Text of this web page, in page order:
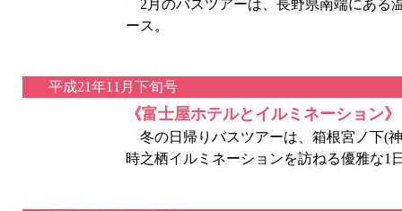
2月のバスツアーは、長野県南端にある
ース。
平成21年11月下旬号
《富士屋ホテルとイルミネーション
冬の日帰りバスツアーは、箱根宮ノ下(
時之栖イルミネーションを訪ねる優雅な1